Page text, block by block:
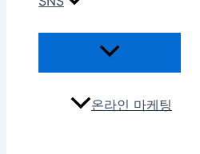
온라인 마케팅